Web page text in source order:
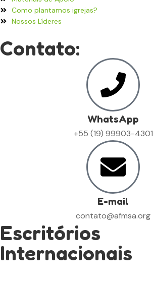
Como plantamos igrejas?
Nossos Líderes
Contato:
WhatsApp
+55 (19) 99903-4301
E-mail
contato@afmsa.org
Escritórios
Internacionais